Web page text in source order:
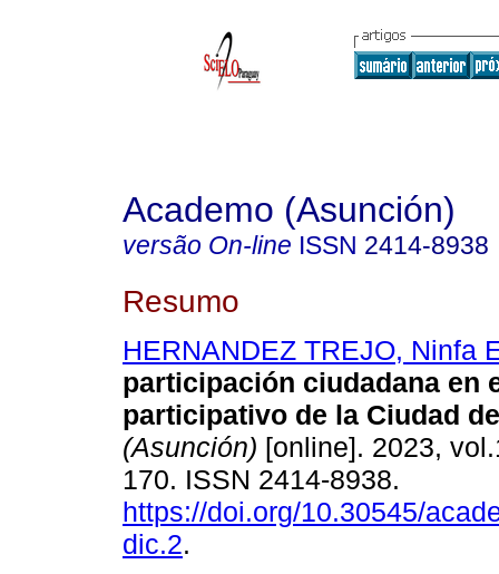
Academo (Asunción)
versão On-line ISSN 2414-8938
Resumo
HERNANDEZ TREJO, Ninfa
participación ciudadana en
participativo de la Ciudad
(Asunción) [online]. 2023,
170. ISSN 2414-8938.
https://doi.org/10.30545/
dic.2.